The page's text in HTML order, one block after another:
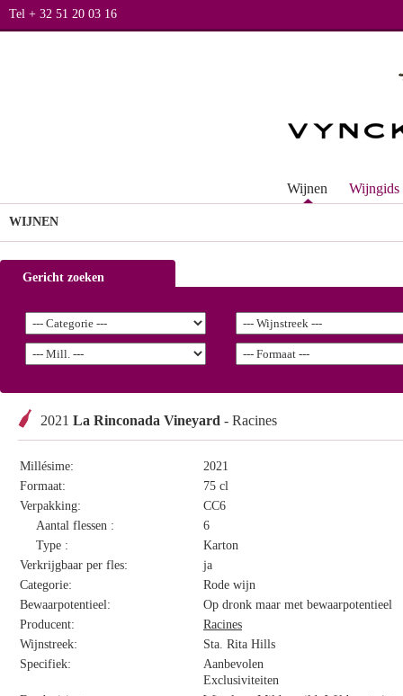
Tel + 32 51 20 03 16
Wijnen Wijngids
WIJNEN
Gericht zoeken
2021 La Rinconada Vineyard - Racines
Millésime:
2021
Formaat:
75 cl
Verpakking:
CC6
Aantal flessen :
6
Type :
Karton
Verkrijgbaar per fles:
ja
Categorie:
Rode wijn
Bewaarpotentieel:
Op dronk maar met bewaarpotentieel
Producent:
Racines
Wijnstreek:
Sta. Rita Hills
Specifiek:
Aanbevolen
Exclusiviteiten